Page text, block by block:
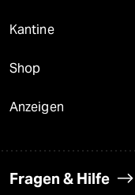
Kantine
Shop
Anzeigen
Fragen & Hilfe